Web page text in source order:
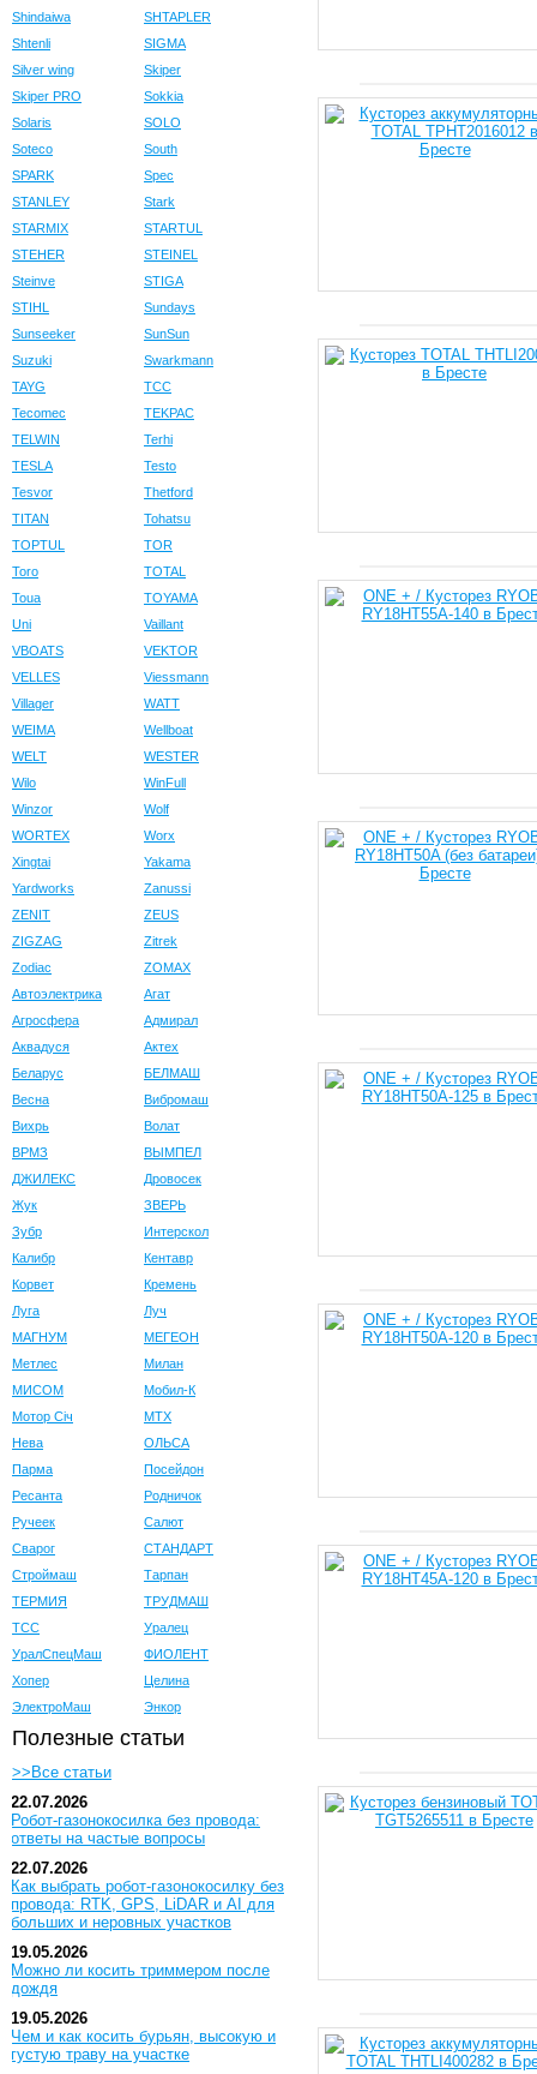
Shindaiwa
SHTAPLER
Shtenli
SIGMA
Silver wing
Skiper
Skiper PRO
Sokkia
Solaris
SOLO
Soteco
South
SPARK
Spec
STANLEY
Stark
STARMIX
STARTUL
STEHER
STEINEL
Steinve
STIGA
STIHL
Sundays
Sunseeker
SunSun
Suzuki
Swarkmann
TAYG
TCC
Tecomec
TEKPAC
TELWIN
Terhi
TESLA
Testo
Tesvor
Thetford
TITAN
Tohatsu
TOPTUL
TOR
Toro
TOTAL
Toua
TOYAMA
Uni
Vaillant
VBOATS
VEKTOR
VELLES
Viessmann
Villager
WATT
WEIMA
Wellboat
WELT
WESTER
Wilo
WinFull
Winzor
Wolf
WORTEX
Worx
Xingtai
Yakama
Yardworks
Zanussi
ZENIT
ZEUS
ZIGZAG
Zitrek
Zodiac
ZOMAX
Автоэлектрика
Агат
Агросфера
Адмирал
Аквадуся
Актех
Беларус
БЕЛМАШ
Весна
Вибромаш
Вихрь
Волат
ВРМЗ
ВЫМПЕЛ
ДЖИЛЕКС
Дровосек
Жук
ЗВЕРЬ
Зубр
Интерскол
Калибр
Кентавр
Корвет
Кремень
Луга
Луч
МАГНУМ
МЕГЕОН
Метлес
Милан
МИСОМ
Мобил-К
Мотор Сiч
МТХ
Нева
ОЛЬСА
Парма
Посейдон
Ресанта
Родничок
Ручеек
Салют
Сварог
СТАНДАРТ
Строймаш
Тарпан
ТЕРМИЯ
ТРУДМАШ
ТСС
Уралец
УралСпецМаш
ФИОЛЕНТ
Хопер
Целина
ЭлектроМаш
Энкор
Полезные статьи
>>Все статьи
22.07.2026
Робот-газонокосилка без провода:
ответы на частые вопросы
22.07.2026
Как выбрать робот-газонокосилку без
провода: RTK, GPS, LiDAR и AI для
больших и неровных участков
19.05.2026
Можно ли косить триммером после
дождя
19.05.2026
Чем и как косить бурьян, высокую и
густую траву на участке